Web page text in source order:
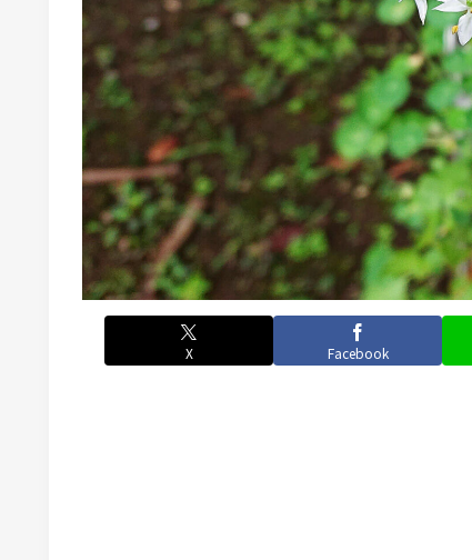
X Facebook